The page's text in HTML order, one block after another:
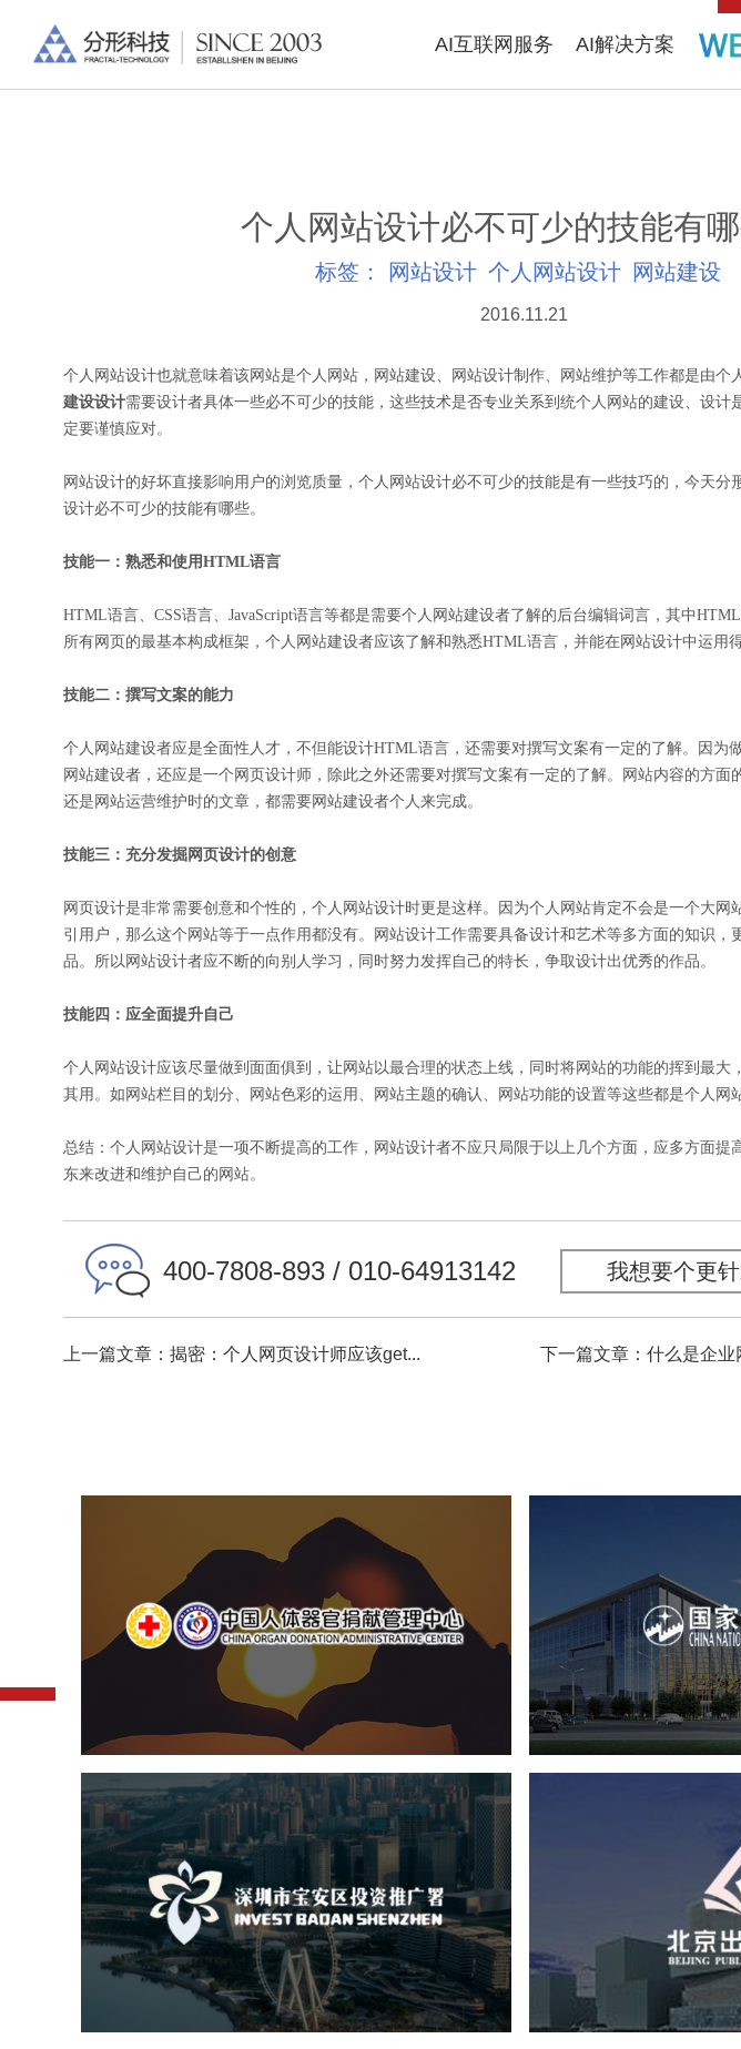
AI互联网服务 AI解决方案
个人网站设计必不可少的技能有哪
标签： 网站设计 个人网站设计 网站建设
2016.11.21
个人网站设计也就意味着该网站是个人网站，网站建设、网站设计制作、网站维护等工作都是由个
建设设计需要设计者具体一些必不可少的技能，这些技术是否专业关系到统个人网站的建设、设计
定要谨慎应对。
网站设计的好坏直接影响用户的浏览质量，个人网站设计必不可少的技能是有一些技巧的，今天分
设计必不可少的技能有哪些。
技能一：熟悉和使用HTML语言
HTML语言、CSS语言、JavaScript语言等都是需要个人网站建设者了解的后台编辑词言，其中
所有网页的最基本构成框架，个人网站建设者应该了解和熟悉HTML语言，并能在网站设计中运用得
技能二：撰写文案的能力
个人网站建设者应是全面性人才，不但能设计HTML语言，还需要对撰写文案有一定的了解。因为
网站建设者，还应是一个网页设计师，除此之外还需要对撰写文案有一定的了解。网站内容的方面
还是网站运营维护时的文章，都需要网站建设者个人来完成。
技能三：充分发掘网页设计的创意
网页设计是非常需要创意和个性的，个人网站设计时更是这样。因为个人网站肯定不会是一个大网
引用户，那么这个网站等于一点作用都没有。网站设计工作需要具备设计和艺术等多方面的知识，
品。所以网站设计者应不断的向别人学习，同时努力发挥自己的特长，争取设计出优秀的作品。
技能四：应全面提升自己
个人网站设计应该尽量做到面面俱到，让网站以最合理的状态上线，同时将网站的功能的挥到最大
其用。如网站栏目的划分、网站色彩的运用、网站主题的确认、网站功能的设置等这些都是个人网
总结：个人网站设计是一项不断提高的工作，网站设计者不应只局限于以上几个方面，应多方面提
东来改进和维护自己的网站。
400-7808-893 / 010-64913142 我想要个更
上一篇文章：揭密：个人网页设计师应该get... 下一篇文章：什么是企
中国人体器官捐献管理中心
国企 品牌官网
网站设计
国家
服务行业 专业服务
深圳市宝安区投资推广署
机构组织 国企 品牌官网
网站建设
网站设计
北京
文化艺术 集团官网
集团网站建设公司